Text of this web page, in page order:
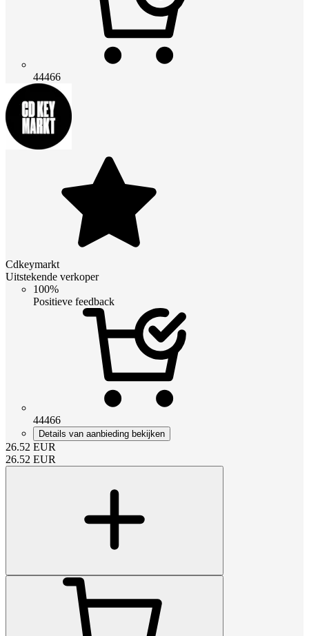
44466
Cdkeymarkt
Uitstekende verkoper
100%
Positieve feedback
44466
Details van aanbieding bekijken
26.52 EUR
26.52 EUR